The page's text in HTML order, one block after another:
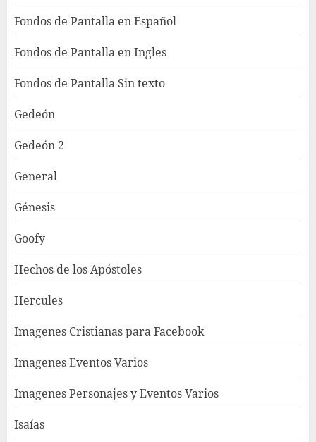
Fondos de Pantalla en Español
Fondos de Pantalla en Ingles
Fondos de Pantalla Sin texto
Gedeón
Gedeón 2
General
Génesis
Goofy
Hechos de los Apóstoles
Hercules
Imagenes Cristianas para Facebook
Imagenes Eventos Varios
Imagenes Personajes y Eventos Varios
Isaías